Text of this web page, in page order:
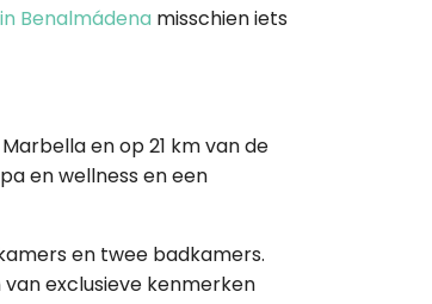
Benalmádena misschien iets
en op 21 km van de
en wellness en een
en twee badkamers.
exclusieve kenmerken